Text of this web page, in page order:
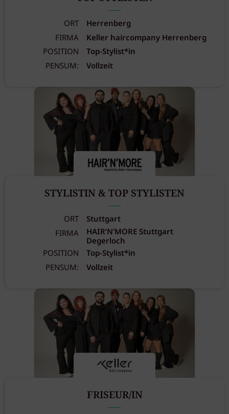
ORT
Herrenberg
FIRMA
Keller haircompany Herrenberg
POSITION
Top-Stylist*in
PENSUM:
Vollzeit
STYLISTIN & TOP STYLISTEN
ORT
Stuttgart
FIRMA
HAIR’N’MORE Stuttgart
Degerloch
POSITION
Top-Stylist*in
PENSUM:
Vollzeit
FRISEUR/IN